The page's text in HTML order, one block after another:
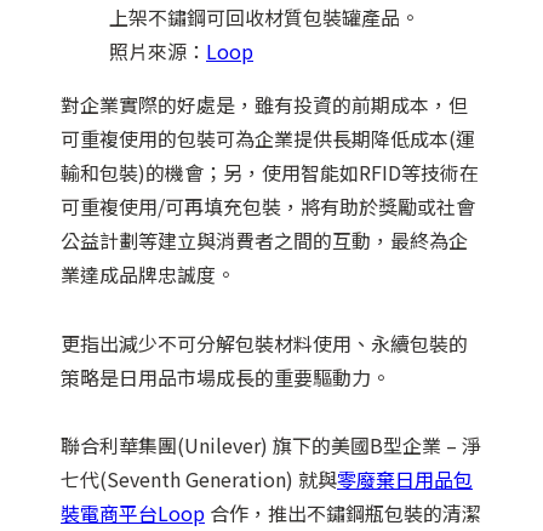
上架不鏽鋼可回收材質包裝罐產品。
照片來源： Loop
對企業實際的好處是，雖有投資的前期成本，但
可重複使用的包裝可為企業提供長期降低成本(運
輸和包裝)的機會；另，使用智能如RFID等技術在
可重複使用/可再填充包裝，將有助於獎勵或社會
公益計劃等建立與消費者之間的互動，最終為企
業達成品牌忠誠度。
更指出減少不可分解包裝材料使用、永續包裝的
策略是日用品市場成長的重要驅動力。
聯合利華集團(Unilever) 旗下的美國B型企業 – 淨
七代(Seventh Generation) 就與零廢棄日用品包
裝電商平台Loop 合作，推出不鏽鋼瓶包裝的清潔